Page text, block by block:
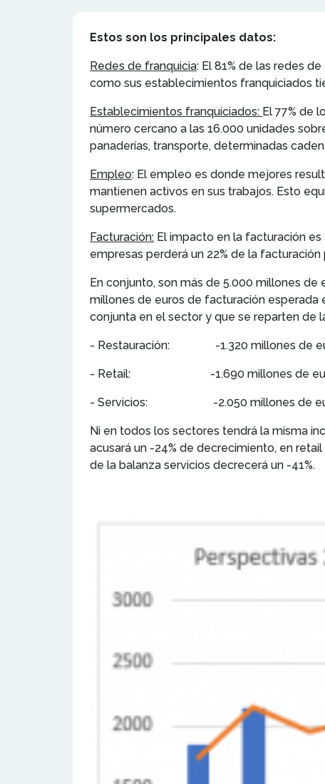
Estos son los principales datos:
Redes de franquicia: El 81% de las redes
como sus establecimientos franquiciados
Establecimientos franquiciados: El 77% de
número cercano a las 16.000 unidades
panaderías, transporte, determinadas
Empleo: El empleo es donde mejores
mantienen activos en sus trabajos. Esto
supermercados.
Facturación: El impacto en la facturación
empresas perderá un 22% de la
En conjunto, son más de 5.000 millones
millones de euros de facturación esperada
conjunta en el sector y que se reparten de
- Restauración: -1.320 millones de
- Retail: -1.690 millones de
- Servicios: -2.050 millones de
Ni en todos los sectores tendrá la misma
acusará un -24% de decrecimiento, en
de la balanza servicios decrecerá un -41%.